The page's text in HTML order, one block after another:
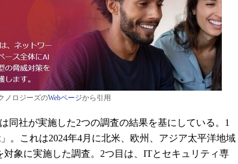
ノロジーズのWebページから引用
同社が実施した2つの調査の結果を基にしている。1
」。これは2024年4月に北米、欧州、アジア太平洋地域
象に実施した調査。2つ目は、ITとセキュリティ専